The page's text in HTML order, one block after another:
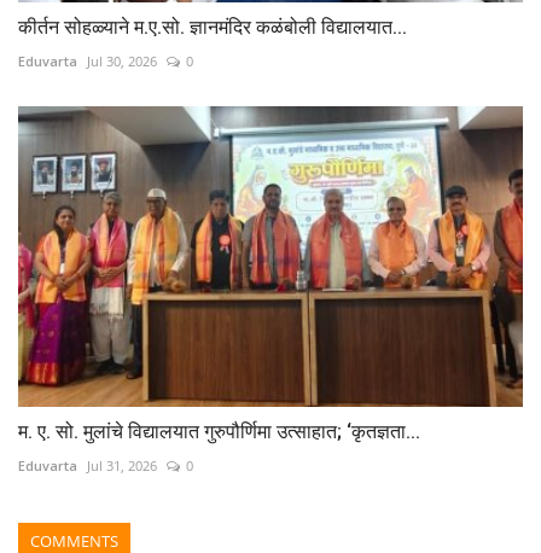
कीर्तन सोहळ्याने म.ए.सो. ज्ञानमंदिर कळंबोली विद्यालयात...
Eduvarta Jul 30, 2026 0
म. ए. सो. मुलांचे विद्यालयात गुरुपौर्णिमा उत्साहात; ‘कृतज्ञता...
Eduvarta Jul 31, 2026 0
COMMENTS